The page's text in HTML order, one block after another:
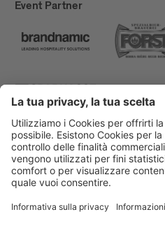
Event Partner
Bressanone Turismo
Privacy
Note legali
Mappa del sito
Cookie-Einstellungen